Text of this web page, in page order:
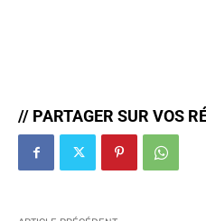
// PARTAGER SUR VOS